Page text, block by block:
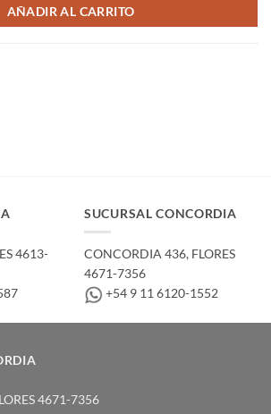
AÑADIR AL CARRITO
4613-
SUCURSAL CONCORDIA
CONCORDIA 436,­ FLORES
4671-7356
+54 9 11 6120-1552
4671-7356